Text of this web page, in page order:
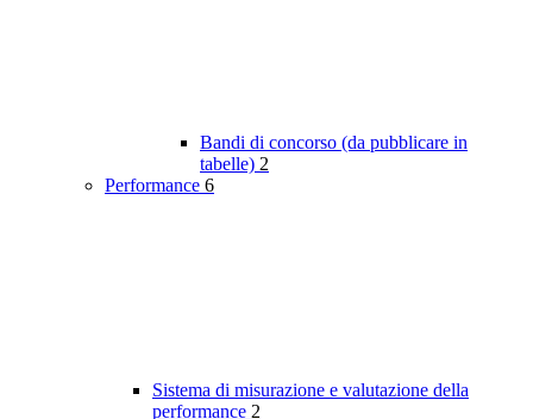
Bandi di concorso (da pubblicare in
tabelle) 2
Performance 6
Sistema di misurazione e valutazione della
performance 2